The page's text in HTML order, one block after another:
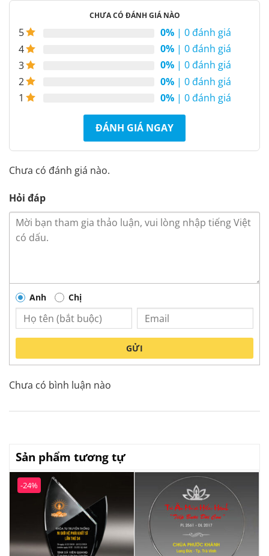
CHƯA CÓ ĐÁNH GIÁ NÀO
5 0% | 0 đánh giá
4
0% | 0 đánh giá
3
0% | 0 đánh giá
2
0% | 0 đánh giá
1
0% | 0 đánh giá
ĐÁNH GIÁ NGAY
Chưa có đánh giá nào.
Hỏi đáp
Anh Chị
GỬI
Chưa có bình luận nào
Sản phẩm tương tự
-24%